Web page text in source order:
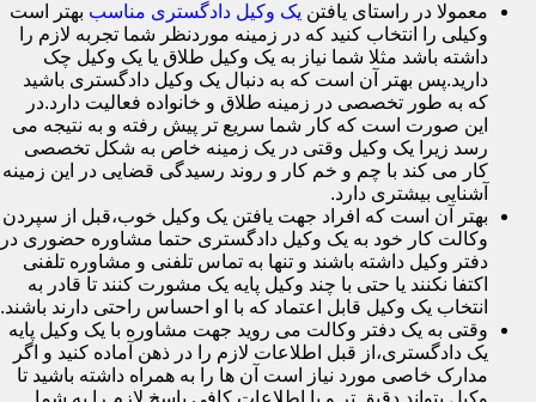
معمولا در راستای یافتن یک وکیل دادگستری مناسب بهتر است
وکیلی را انتخاب کنید که در زمینه موردنظر شما تجربه لازم را
داشته باشد مثلا شما نیاز به یک وکیل طلاق یا یک وکیل چک
دارید.پس بهتر آن است که به دنبال یک وکیل دادگستری باشید
که به طور تخصصی در زمینه طلاق و خانواده فعالیت دارد.در
این صورت است که کار شما سریع تر پیش رفته و به نتیجه می
رسد زیرا یک وکیل وقتی در یک زمینه خاص به شکل تخصصی
کار می کند با چم و خم کار و روند رسیدگی قضایی در این زمینه
آشنایی بیشتری دارد.
بهتر آن است که افراد جهت یافتن یک وکیل خوب،قبل از سپردن
وکالت کار خود به یک وکیل دادگستری حتما مشاوره حضوری در
دفتر وکیل داشته باشند و تنها به تماس تلفنی و مشاوره تلفنی
اکتفا نکنند یا حتی با چند وکیل پایه یک مشورت کنند تا قادر به
انتخاب یک وکیل قابل اعتماد که با او احساس راحتی دارند باشند.
وقتی به یک دفتر وکالت می روید جهت مشاوره با یک وکیل پایه
یک دادگستری،از قبل اطلاعات لازم را در ذهن آماده کنید و اگر
مدارک خاصی مورد نیاز است آن ها را به همراه داشته باشید تا